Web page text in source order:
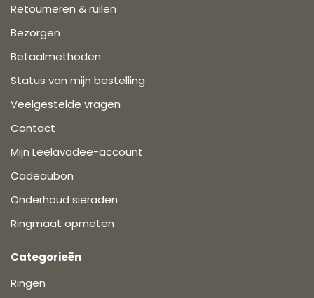
Retourneren & ruilen
Bezorgen
Betaalmethoden
Status van mijn bestelling
Veelgestelde vragen
Contact
Mijn Leelavadee-account
Cadeaubon
Onderhoud sieraden
Ringmaat opmeten
Categorieën
Ringen